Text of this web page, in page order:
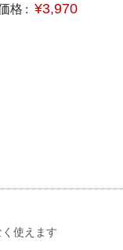
格 : ¥3,970
使えます